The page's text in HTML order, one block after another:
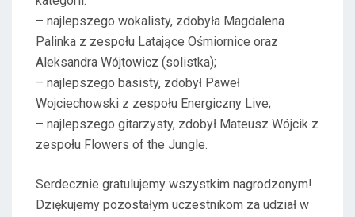
– najlepszego wokalisty, zdobyła Magdalena
Palinka z zespołu Latające Ośmiornice oraz
Aleksandra Wójtowicz (solistka);
– najlepszego basisty, zdobył Paweł
Wojciechowski z zespołu Energiczny Live;
– najlepszego gitarzysty, zdobył Mateusz Wójcik z
zespołu Flowers of the Jungle.
Serdecznie gratulujemy wszystkim nagrodzonym!
Dziękujemy pozostałym uczestnikom za udział w